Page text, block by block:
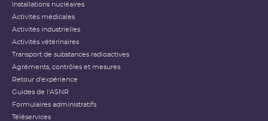
Installations nucléaires
Activités médicales
Activités industrielles
Activités vétérinaires
Transport de substances radioactives
Agréments, contrôles et mesures
Retour d'expérience
Guides de l'ASNR
Formulaires administratifs
Téléservices